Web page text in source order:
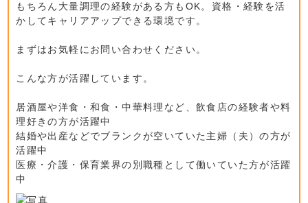
もちろん大量調理の経験がある方もOK。資格・経験を活
かしてキャリアアップできる環境です。
まずはお気軽にお問い合わせください。
こんな方が活躍しています。
居酒屋や洋食・和食・中華料理など、飲食店の経験者や料
理好きの方が活躍中
結婚や出産などでブランクが空いていた主婦（夫）の方が
活躍中
医療・介護・保育業界の別職種として働いていた方が活躍
中